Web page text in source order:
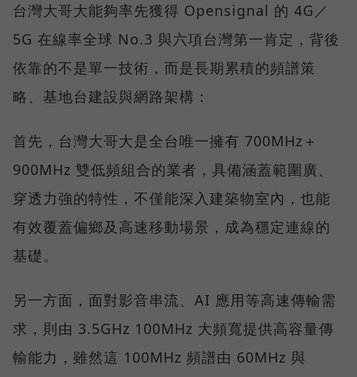
台灣大哥大能夠率先獲得 Opensignal 的 4G／
5G 在線率全球 No.3 與六項台灣第一肯定，背後
依靠的不是單一技術，而是長期累積的頻譜策
略、基地台建設與網路架構：
首先，台灣大哥大是全台唯一擁有 700MHz＋
900MHz 雙低頻組合的業者，具備涵蓋範圍廣、
穿透力強的特性，不僅能深入建築物室內，也能
有效覆蓋偏鄉及高速移動場景，成為穩定連線的
基礎。
另一方面，面對影音串流、AI 應用等高速傳輸需
求，則由 3.5GHz 100MHz 大頻寬提供高容量傳
輸能力，雖然這 100MHz 頻譜由 60MHz 與